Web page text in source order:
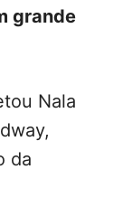
grande
Nala
da